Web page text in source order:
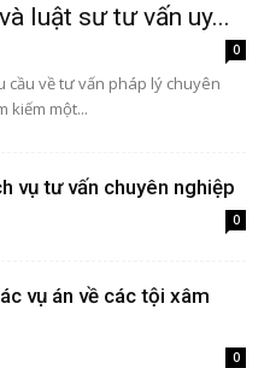
luật sư tư vấn uy...
0
cầu về tư vấn pháp lý chuyên
kiếm một...
vụ tư vấn chuyên nghiệp
0
vụ án về các tội xâm
0